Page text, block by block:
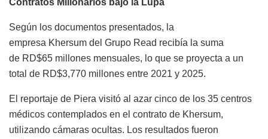
Según los documentos presentados, la
empresa Khersum del Grupo Read recibía la suma
de RD$65 millones mensuales, lo que se proyecta a un
total de RD$3,770 millones entre 2021 y 2025.
El reportaje de Piera visitó al azar cinco de los 35 centros
médicos contemplados en el contrato de Khersum,
utilizando cámaras ocultas. Los resultados fueron